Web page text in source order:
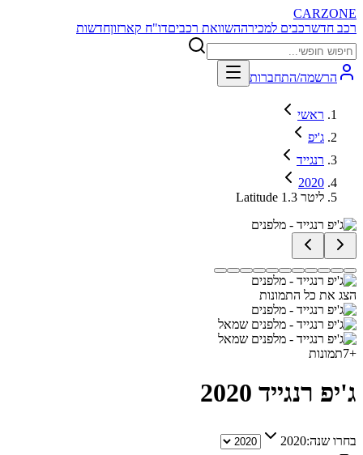
CARZONE
רכב חדשרכבים למכירההשוואת רכביםדו"ח קארזוןחדשות
הרשמה/התחברות
ראשי
ג'יפ
רנגייד
2020
Latitude 1.3 ליטר
הצג את כל התמונות
+
7תמונות
ג'יפ רנגייד 2020
בחרו שנה:2020